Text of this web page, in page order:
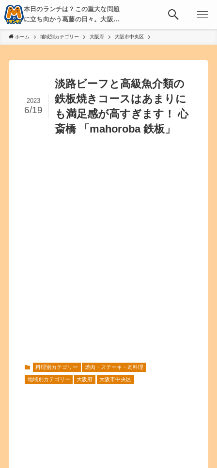
本日のランチは？この重大な問題
に立ち向かう葛藤の日々。大阪・
京都・神戸を中心とした食べ歩
き、飲み歩きを綴る。
ホーム 地域別カテゴリー 大阪府 大阪市中央区
淡路ビーフと高級魚介類の
鉄板焼きコースはあまりに
も満足感が高すぎます！ 心
斎橋 「mahoroba 鉄板」
2023
6/19
料理別カテゴリー 焼肉・ステーキ・肉料理
地域別カテゴリー 大阪府 大阪市中央区